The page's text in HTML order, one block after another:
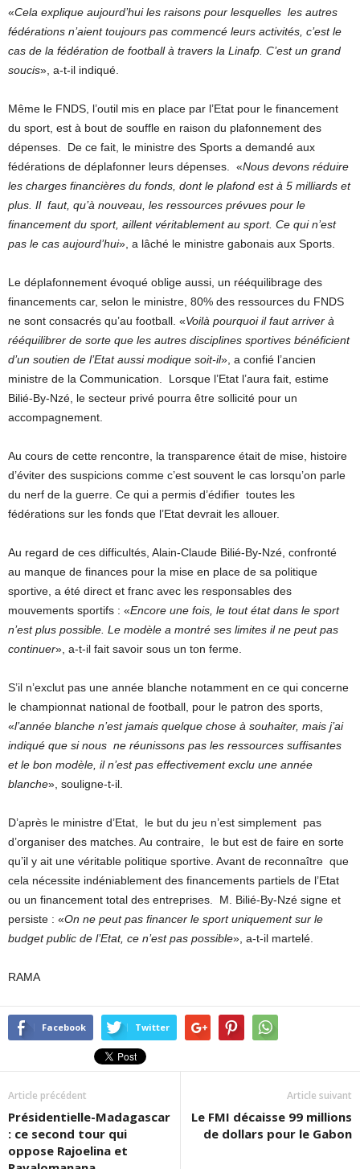
«Cela explique aujourd’hui les raisons pour lesquelles les autres
fédérations n’aient toujours pas commencé leurs activités, c’est le
cas de la fédération de football à travers la Linafp. C’est un grand
soucis», a-t-il indiqué.
Même le FNDS, l’outil mis en place par l’Etat pour le financement
du sport, est à bout de souffle en raison du plafonnement des
dépenses. De ce fait, le ministre des Sports a demandé aux
fédérations de déplafonner leurs dépenses. «Nous devons réduire
les charges financières du fonds, dont le plafond est à 5 milliards et
plus. Il faut, qu’à nouveau, les ressources prévues pour le
financement du sport, aillent véritablement au sport. Ce qui n’est
pas le cas aujourd’hui», a lâché le ministre gabonais aux Sports.
Le déplafonnement évoqué oblige aussi, un rééquilibrage des
financements car, selon le ministre, 80% des ressources du FNDS
ne sont consacrés qu’au football. «Voilà pourquoi il faut arriver à
rééquilibrer de sorte que les autres disciplines sportives bénéficient
d’un soutien de l’Etat aussi modique soit-il», a confié l’ancien
ministre de la Communication. Lorsque l’Etat l’aura fait, estime
Bilié-By-Nzé, le secteur privé pourra être sollicité pour un
accompagnement.
Au cours de cette rencontre, la transparence était de mise, histoire
d’éviter des suspicions comme c’est souvent le cas lorsqu’on parle
du nerf de la guerre. Ce qui a permis d’édifier toutes les
fédérations sur les fonds que l’Etat devrait les allouer.
Au regard de ces difficultés, Alain-Claude Bilié-By-Nzé, confronté
au manque de finances pour la mise en place de sa politique
sportive, a été direct et franc avec les responsables des
mouvements sportifs : «Encore une fois, le tout état dans le sport
n’est plus possible. Le modèle a montré ses limites il ne peut pas
continuer», a-t-il fait savoir sous un ton ferme.
S’il n’exclut pas une année blanche notamment en ce qui concerne
le championnat national de football, pour le patron des sports,
«l’année blanche n’est jamais quelque chose à souhaiter, mais j’ai
indiqué que si nous ne réunissons pas les ressources suffisantes
et le bon modèle, il n’est pas effectivement exclu une année
blanche», souligne-t-il.
D’après le ministre d’Etat, le but du jeu n’est simplement pas
d’organiser des matches. Au contraire, le but est de faire en sorte
qu’il y ait une véritable politique sportive. Avant de reconnaître que
cela nécessite indéniablement des financements partiels de l’Etat
ou un financement total des entreprises. M. Bilié-By-Nzé signe et
persiste : «On ne peut pas financer le sport uniquement sur le
budget public de l’Etat, ce n’est pas possible», a-t-il martelé.
RAMA
Facebook Twitter
Article précédent
Présidentielle-Madagascar
: ce second tour qui
oppose Rajoelina et
Article suivant
Le FMI décaisse 99 millions
de dollars pour le Gabon